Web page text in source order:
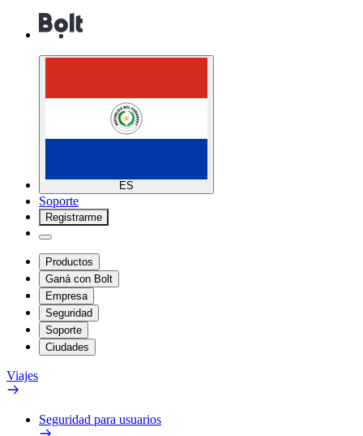
ES
Soporte
Registrarme
Productos
Ganá con Bolt
Empresa
Seguridad
Soporte
Ciudades
Viajes
Seguridad para usuarios